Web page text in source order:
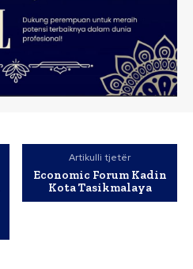
Artikulli tjetër
Economic Forum Kadin
Kota Tasikmalaya